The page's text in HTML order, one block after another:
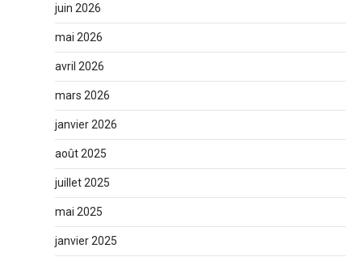
juin 2026
mai 2026
avril 2026
mars 2026
janvier 2026
août 2025
juillet 2025
mai 2025
janvier 2025